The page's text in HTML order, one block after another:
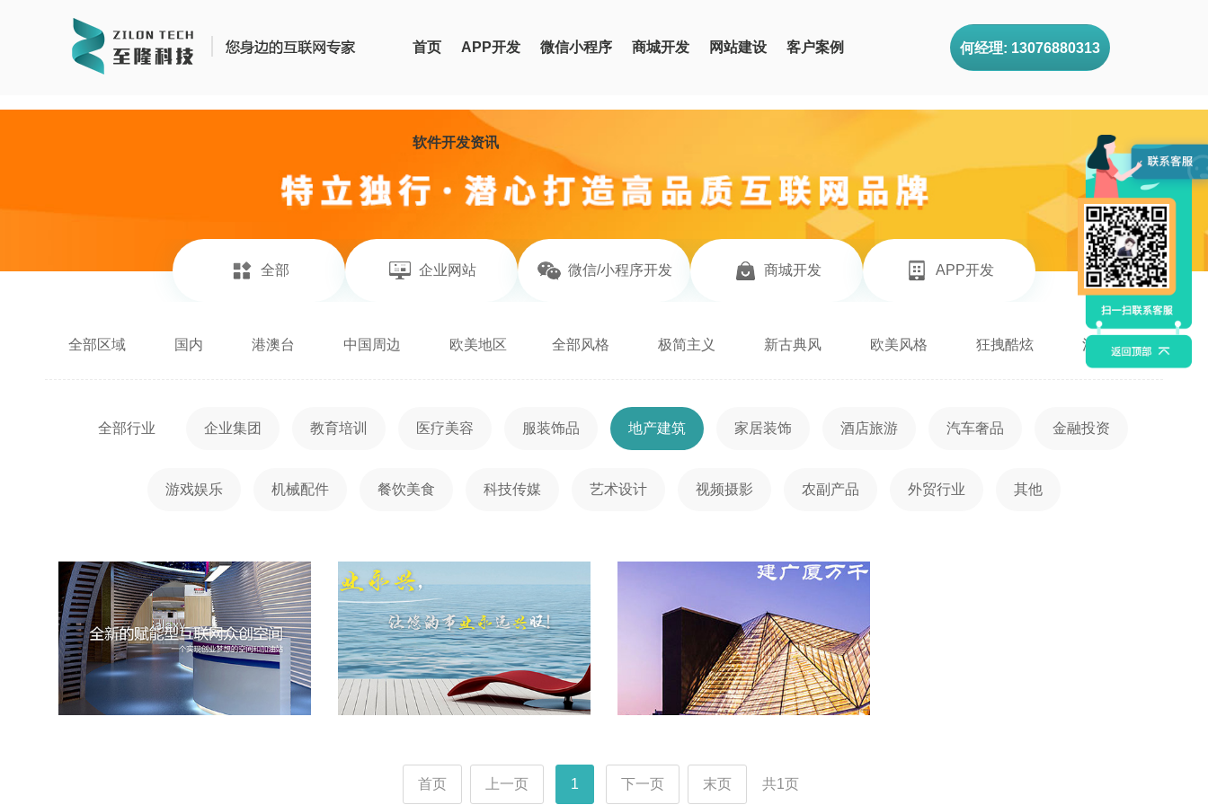
首页 APP开发 微信小程序 商城开发 网站建设 客户案例
软件开发资讯
何经理: 13076880313
全部 企业网站 微信/小程序开发 商城开发 APP开发
全部区域 国内 港澳台 中国周边 欧美地区 全部风格 极简主义 新古典风 欧美风格 狂拽酷炫 清新治愈
全部行业 企业集团 教育培训 医疗美容 服装饰品 地产建筑 家居装饰 酒店旅游 汽车奢品 金融投资
游戏娱乐 机械配件 餐饮美食 科技传媒 艺术设计 视频摄影 农副产品 外贸行业 其他
首页 上一页 1 下一页 末页 共1页